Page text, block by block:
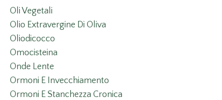
Oli Vegetali
Olio Extravergine Di Oliva
Oliodicocco
Omocisteina
Onde Lente
Ormoni E Invecchiamento
Ormoni E Stanchezza Cronica